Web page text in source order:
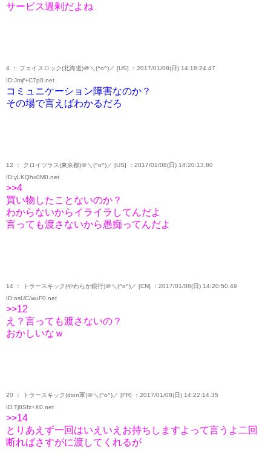
サービス過剰だよね
4 ： フェイスロック(北海道)＠＼(^o^)／ [US] ：2017/01/08(日) 14:18:24.47
ID:Jmjf+C7p0.net
コミュニケーション障害なのか？
その場で言えばわかるだろ
12 ： クロイツラス(東京都)＠＼(^o^)／ [US] ：2017/01/08(日) 14:20:13.80
ID:yLKQhx0M0.net
>>4
買い物したことないのか？
わからないからイライラしてんだよ
言っても渡さないから愚痴ってんだよ
14 ： トラースキック(やわらか銀行)＠＼(^o^)／ [CN] ：2017/01/08(日) 14:20:50.49
ID:osUC/wuF0.net
>>12
え？言っても渡さないの？
おかしいなｗ
20 ： トラースキック(dion軍)＠＼(^o^)／ [FR] ：2017/01/08(日) 14:22:14.35
ID:Tj8Sfz+X0.net
>>14
とりあえず一回はいえいえお持ちしますよって言うよ二回
断ればさすがに渡してくれるが